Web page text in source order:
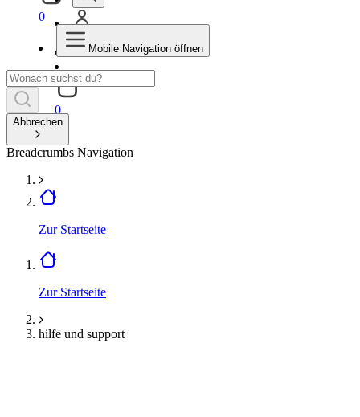
0
0
Mobile Navigation öffnen
Abbrechen
Breadcrumbs Navigation
Zur Startseite
Zur Startseite
hilfe und support